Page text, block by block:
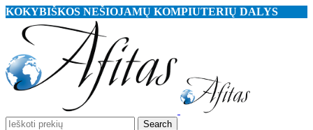
KOKYBIŠKOS NEŠIOJAMŲ KOMPIUTERIŲ DALYS
Search